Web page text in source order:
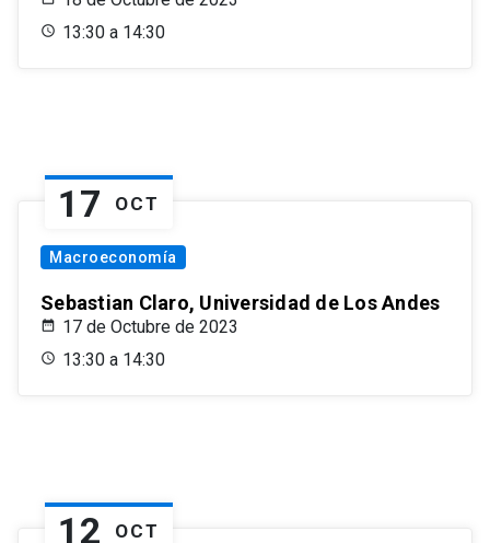
13:30 a 14:30
17 OCT
Macroeconomía
Sebastian Claro, Universidad de Los Andes
17 de Octubre de 2023
13:30 a 14:30
12 OCT